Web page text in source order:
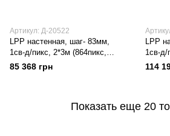
Артикул: Д-20522
LPP настенная, шаг- 83мм,
1св-д/пикс, 2*3м (864пикс,
802SE, 259W, БП-300W/5V-1шт)
85 368 грн
LPP
1св-д/
114
Показать еще 20